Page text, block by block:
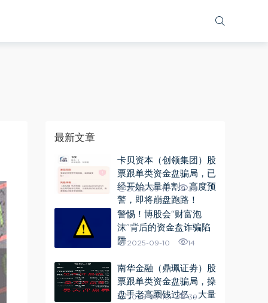
"; var pathname =
最新文章
卡贝资本（创领集团）股
票跟单类资金盘骗局，已
经开始大量单割，高度预
警，即将崩盘跑路！
2025-09-10 33
警惕！博股会“财富泡
沫”背后的资金盘诈骗陷
阱2025-09-10 14
南华金融（鼎珮证劵）股
票跟单类资金盘骗局，操
盘手老高圈钱过亿，大量
2025-09-10 39